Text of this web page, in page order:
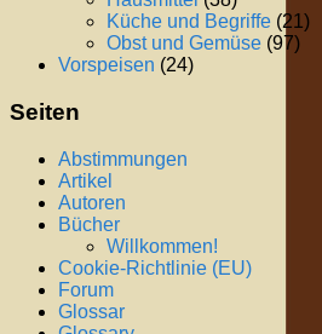
Küche und Begriffe (21)
Obst und Gemüse (97)
Vorspeisen (24)
Seiten
Abstimmungen
Artikel
Autoren
Bücher
Willkommen!
Cookie-Richtlinie (EU)
Forum
Glossar